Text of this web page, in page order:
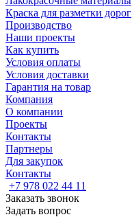
Краска для разметки дорог
Производство
Наши проекты
Как купить
Условия оплаты
Условия доставки
Гарантия на товар
Компания
О компании
Проекты
Контакты
Партнеры
Для закупок
Контакты
+7 978 022 44 11
Заказать звонок
Задать вопрос